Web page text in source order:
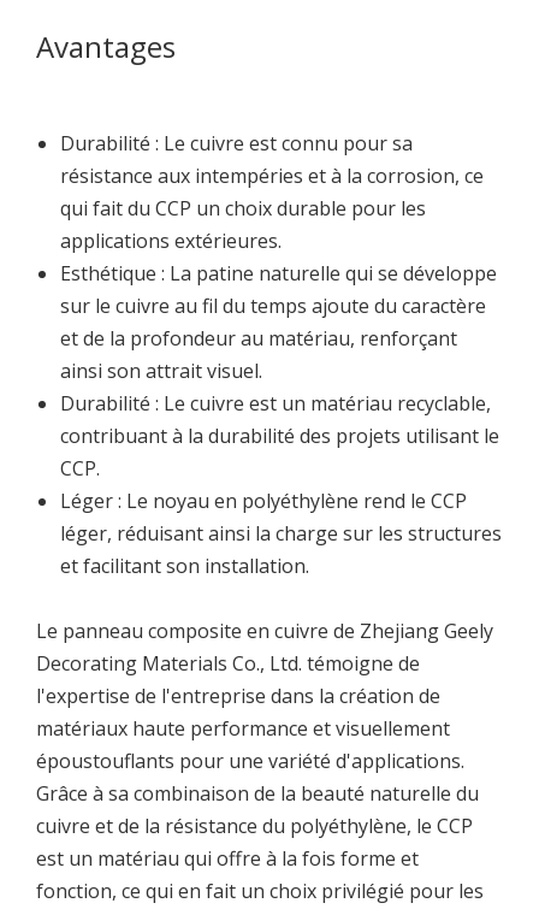
Avantages
Durabilité : Le cuivre est connu pour sa
résistance aux intempéries et à la corrosion, ce
qui fait du CCP un choix durable pour les
applications extérieures.
Esthétique : La patine naturelle qui se développe
sur le cuivre au fil du temps ajoute du caractère
et de la profondeur au matériau, renforçant
ainsi son attrait visuel.
Durabilité : Le cuivre est un matériau recyclable,
contribuant à la durabilité des projets utilisant le
CCP.
Léger : Le noyau en polyéthylène rend le CCP
léger, réduisant ainsi la charge sur les structures
et facilitant son installation.
Le panneau composite en cuivre de Zhejiang Geely
Decorating Materials Co., Ltd. témoigne de
l'expertise de l'entreprise dans la création de
matériaux haute performance et visuellement
époustouflants pour une variété d'applications.
Grâce à sa combinaison de la beauté naturelle du
cuivre et de la résistance du polyéthylène, le CCP
est un matériau qui offre à la fois forme et
fonction, ce qui en fait un choix privilégié pour les